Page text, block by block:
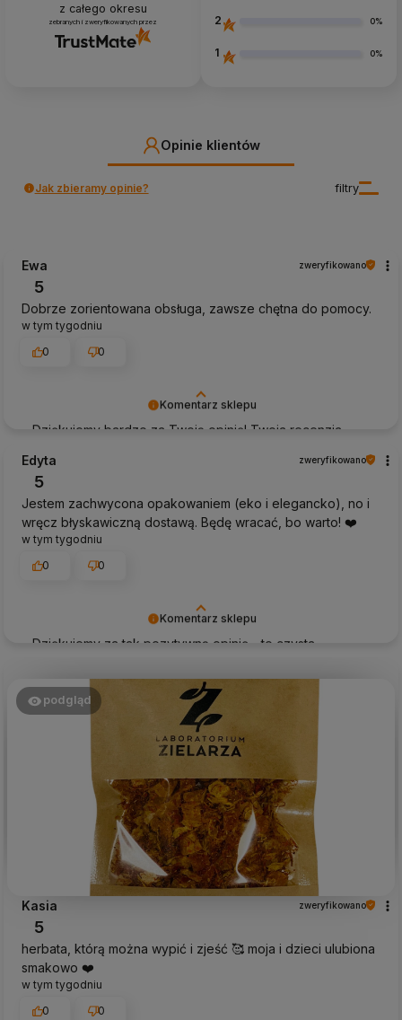
z całego okresu
zebranych i zweryfikowanych przez 2 0%
1 0%
Opinie klientów
filtry
Jak zbieramy opinie?
Komentarz sklepu
Dziękujemy bardzo za Twoją opinię! Twoja recenzja
właściwym torze :) Z pozdrowieniami, obsługa sklepu.
Ewa zweryfikowano
5
Dobrze zorientowana obsługa, zawsze chętna do pomocy.
w tym tygodniu
0
0
Komentarz sklepu
Dziękujemy za tak pozytywną opinię - to czysta
czas i wysiłek włożony w podzielenie się z nami Twoimi
doświadczeniami. Do zobaczenia!
Edyta zweryfikowano
5
Jestem zachwycona opakowaniem (eko i elegancko), no i
wręcz błyskawiczną dostawą. Będę wracać, bo warto! ❤️
w tym tygodniu
0
0
podgląd
Kasia zweryfikowano
5
herbata, którą można wypić i zjeść 🥰 moja i dzieci ulubiona
smakowo ❤️
w tym tygodniu
0
0